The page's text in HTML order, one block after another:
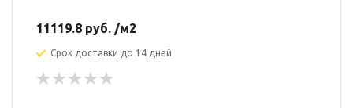
11119.8 руб. /м2
Срок доставки до 14 дней